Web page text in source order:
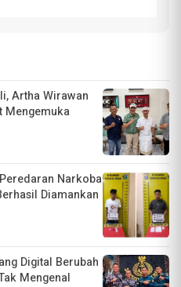
Artha Wirawan
Mengemuka
Narkoba
Diamankan
Digital Berubah
Mengenal